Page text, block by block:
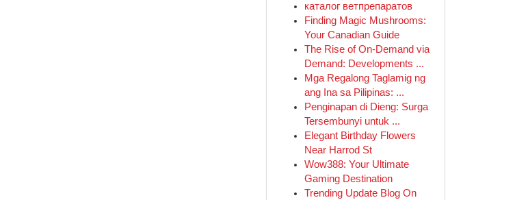
каталог ветпрепаратов
Finding Magic Mushrooms:
Your Canadian Guide
The Rise of On-Demand via
Demand: Developments ...
Mga Regalong Taglamig ng
ang Ina sa Pilipinas: ...
Penginapan di Dieng: Surga
Tersembunyi untuk ...
Elegant Birthday Flowers
Near Harrod St
Wow388: Your Ultimate
Gaming Destination
Trending Update Blog On